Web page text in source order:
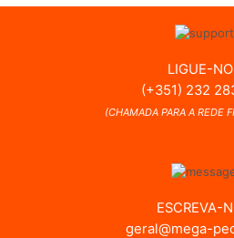
LIGUE-
(+351) 232
(CHAMADA PARA A REDE
ESCREVA-
geral@mega-